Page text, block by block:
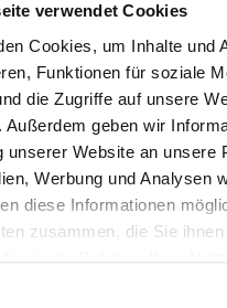
verwendet Cookies
Cookies, um Inhalte und
Funktionen für soziale
die Zugriffe auf unsere
Außerdem geben wir
unserer Website an unsere
Werbung und Analysen
diese Informationen
zusammen, die Sie